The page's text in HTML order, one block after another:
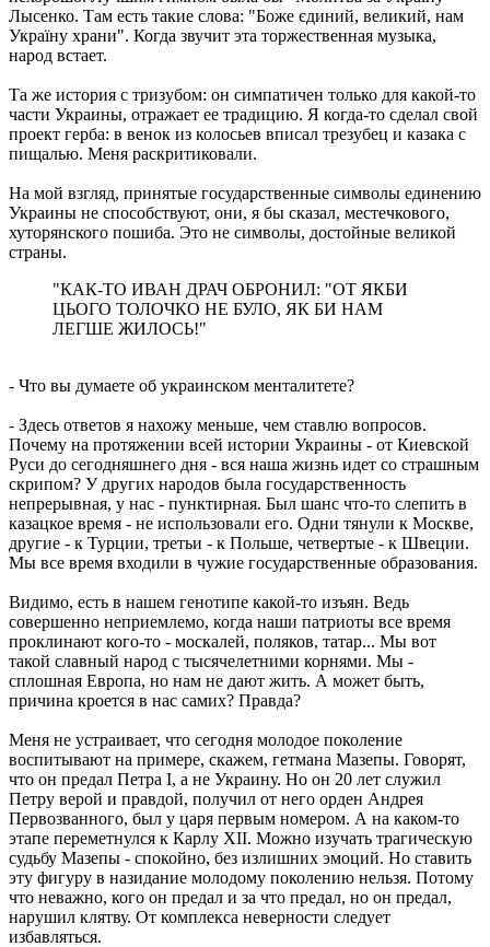
Лысенко. Там есть такие слова: "Боже єдиний, великий, нам
Україну храни". Когда звучит эта торжественная музыка,
народ встает.
Та же история с тризубом: он симпатичен только для какой-то
части Украины, отражает ее традицию. Я когда-то сделал свой
проект герба: в венок из колосьев вписал трезубец и казака с
пищалью. Меня раскритиковали.
На мой взгляд, принятые государственные символы единению
Украины не способствуют, они, я бы сказал, местечкового,
хуторянского пошиба. Это не символы, достойные великой
страны.
"КАК-ТО ИВАН ДРАЧ ОБРОНИЛ: "ОТ ЯКБИ
ЦЬОГО ТОЛОЧКО НЕ БУЛО, ЯК БИ НАМ
ЛЕГШЕ ЖИЛОСЬ!"
- Что вы думаете об украинском менталитете?
- Здесь ответов я нахожу меньше, чем ставлю вопросов.
Почему на протяжении всей истории Украины - от Киевской
Руси до сегодняшнего дня - вся наша жизнь идет со страшным
скрипом? У других народов была государственность
непрерывная, у нас - пунктирная. Был шанс что-то слепить в
казацкое время - не использовали его. Одни тянули к Москве,
другие - к Турции, третьи - к Польше, четвертые - к Швеции.
Мы все время входили в чужие государственные образования.
Видимо, есть в нашем генотипе какой-то изъян. Ведь
совершенно неприемлемо, когда наши патриоты все время
проклинают кого-то - москалей, поляков, татар... Мы вот
такой славный народ с тысячелетними корнями. Мы -
сплошная Европа, но нам не дают жить. А может быть,
причина кроется в нас самих? Правда?
Меня не устраивает, что сегодня молодое поколение
воспитывают на примере, скажем, гетмана Мазепы. Говорят,
что он предал Петра I, а не Украину. Но он 20 лет служил
Петру верой и правдой, получил от него орден Андрея
Первозванного, был у царя первым номером. А на каком-то
этапе переметнулся к Карлу ХII. Можно изучать трагическую
судьбу Мазепы - спокойно, без излишних эмоций. Но ставить
эту фигуру в назидание молодому поколению нельзя. Потому
что неважно, кого он предал и за что предал, но он предал,
нарушил клятву. От комплекса неверности следует
избавляться.